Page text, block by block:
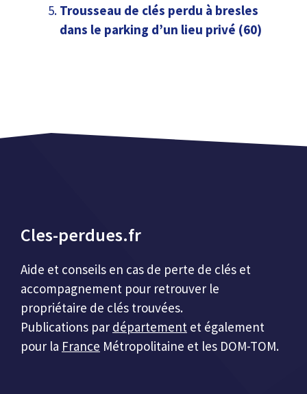
Trousseau de clés perdu à bresles
dans le parking d’un lieu privé (60)
Cles-perdues.fr
Aide et conseils en cas de perte de clés et
accompagnement pour retrouver le
propriétaire de clés trouvées.
Publications par département et également
pour la France Métropolitaine et les DOM-TOM.